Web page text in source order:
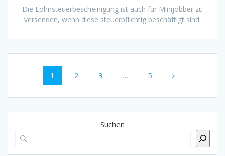
Die Lohnsteuerbescheinigung ist auch für Minijobber zu
versenden, wenn diese steuerpflichtig beschäftigt sind.
Beitragsnavigation
Seite
1 Seite
2 Seite
3 … Seite
5
Suchen